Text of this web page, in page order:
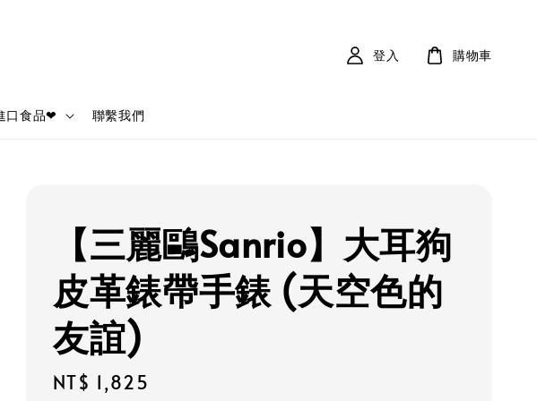
口食品❤ 聯繫我們
登入 購物車
【三麗鷗Sanrio】大耳狗
皮革錶帶手錶 (天空色的
友誼)
Regular
NT$ 1,825